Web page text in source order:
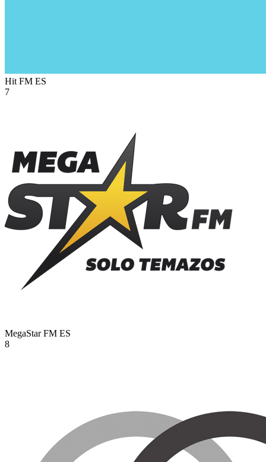
Hit FM ES
7
MegaStar FM ES
8